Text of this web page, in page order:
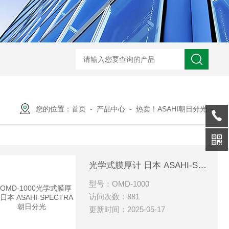
您的位置： 首页 - 产品中心 - 热卖！ASAHI朝日分光 -
光学式膜厚计 日本 ASAHI-SPECTRA朝日分光
型号：OMD-1000
访问次数：881
更新时间：2025-05-17